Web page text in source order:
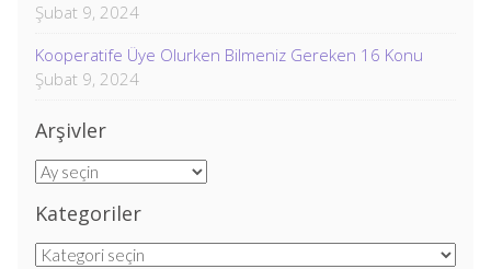
Şubat 9, 2024
Kooperatife Üye Olurken Bilmeniz Gereken 16 Konu
Şubat 9, 2024
Arşivler
Arşivler
Kategoriler
Kategoriler